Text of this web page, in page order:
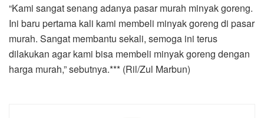
“Kami sangat senang adanya pasar murah minyak goreng.
Ini baru pertama kali kami membeli minyak goreng di pasar
murah. Sangat membantu sekali, semoga ini terus
dilakukan agar kami bisa membeli minyak goreng dengan
harga murah,” sebutnya.*** (Ril/Zul Marbun)